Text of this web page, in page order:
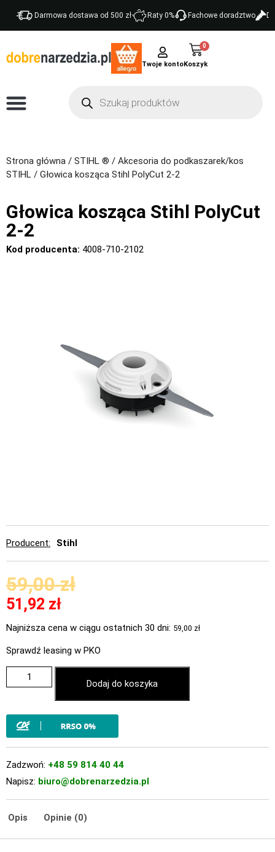
Darmowa dostawa od 500 zł Raty 0% Fachowe doradztwo
Twoje konto
0
Strona główna / STIHL ® / Akcesoria do podkaszarek/kos
STIHL / Głowica kosząca Stihl PolyCut 2-2
Głowica kosząca Stihl PolyCut
2-2
Kod producenta: 4008-710-2102
Producent Stihl
59,00zł
51,92 zł
Najniższa cena w ciągu ostatnich 30 dni: 59,00 zł
Sprawdź leasing w PKO
Dodaj do koszyka
Zadzwoń: +48 59 814 40 44
Napisz: biuro@dobrenarzedzia.pl
Opis Opinie (0)